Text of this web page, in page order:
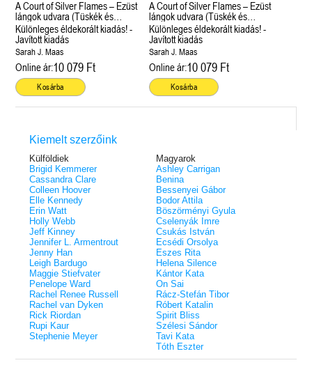
A Court of Silver Flames – Ezüst
lángok udvara (Tüskék és
rózsák udvara 5.)
Különleges éldekorált kiadás! -
Javított kiadás
Sarah J. Maas
Online ár:10 079 Ft
Kosárba
A Court of Silver Flames – Ezüst
lángok udvara (Tüskék és
rózsák udvara 5.)
Különleges éldekorált kiadás! -
Javított kiadás
Sarah J. Maas
Online ár:10 079 Ft
Kosárba
Kiemelt szerzőink
Külföldiek
Brigid Kemmerer
Cassandra Clare
Colleen Hoover
Elle Kennedy
Erin Watt
Holly Webb
Jeff Kinney
Jennifer L. Armentrout
Jenny Han
Leigh Bardugo
Maggie Stiefvater
Penelope Ward
Rachel Renee Russell
Rachel van Dyken
Rick Riordan
Rupi Kaur
Stephenie Meyer
Magyarok
Ashley Carrigan
Benina
Bessenyei Gábor
Bodor Attila
Böszörményi Gyula
Cselenyák Imre
Csukás István
Ecsédi Orsolya
Eszes Rita
Helena Silence
Kántor Kata
On Sai
Rácz-Stefán Tibor
Róbert Katalin
Spirit Bliss
Szélesi Sándor
Tavi Kata
Tóth Eszter